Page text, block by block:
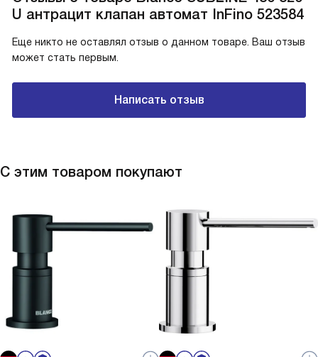
U антрацит клапан автомат InFino 523584
Еще никто не оставлял отзыв о данном товаре. Ваш отзыв
может стать первым.
Написать отзыв
С этим товаром покупают